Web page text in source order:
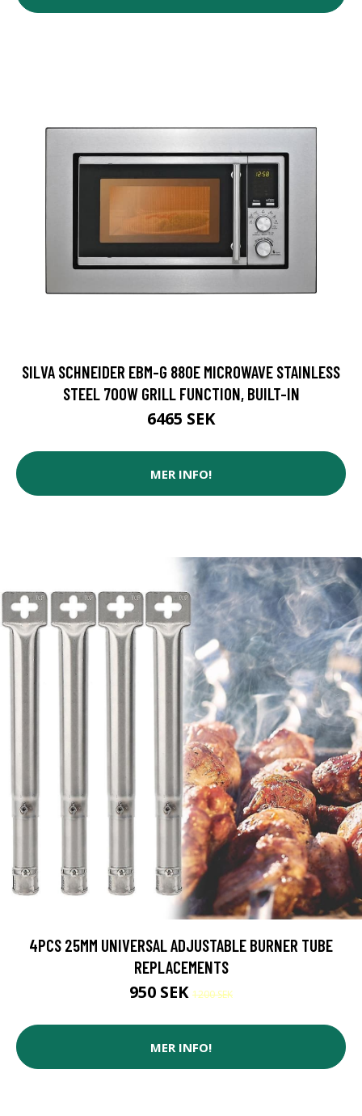
SILVA SCHNEIDER EBM-G 880E MICROWAVE STAINLESS
STEEL 700W GRILL FUNCTION, BUILT-IN
6465 SEK
MER INFO!
4PCS 25MM UNIVERSAL ADJUSTABLE BURNER TUBE
REPLACEMENTS
950 SEK 1200 SEK
MER INFO!